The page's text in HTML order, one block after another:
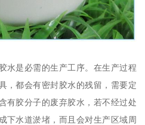
水是必需的生产工序。在生产过程
，都会有密封胶水的残留，需要定
有胶分子的废弃胶水，若不经过处
下水道淤堵，而且会对生产区域周